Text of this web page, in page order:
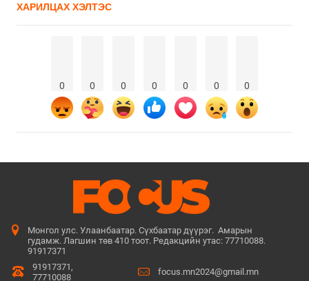
ХАРИЛЦАХ ХЭЛТЭС
0 0 0 0 0 0 0
Монгол улс. Улаанбаатар. Сүхбаатар дүүрэг. Амарын
гудамж. Лагшин төв 410 тоот. Редакцийн утас: 77710088.
91917371
91917371,
77710088
focus.mn2024@gmail.mn